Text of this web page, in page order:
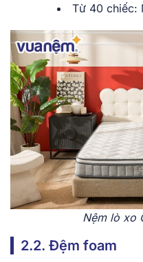
Từ 40 chiếc:
Nệm lò xo
2.2. Đệm foam